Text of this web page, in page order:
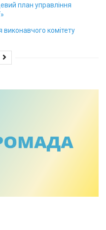
план управління
виконавчого комітету